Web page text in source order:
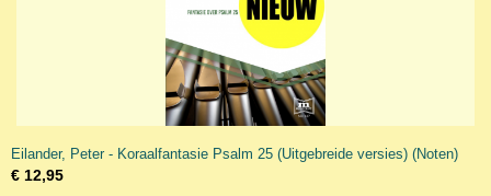
Eilander, Peter - Koraalfantasie Psalm 25 (Uitgebreide versies) (Noten)
€ 12,95